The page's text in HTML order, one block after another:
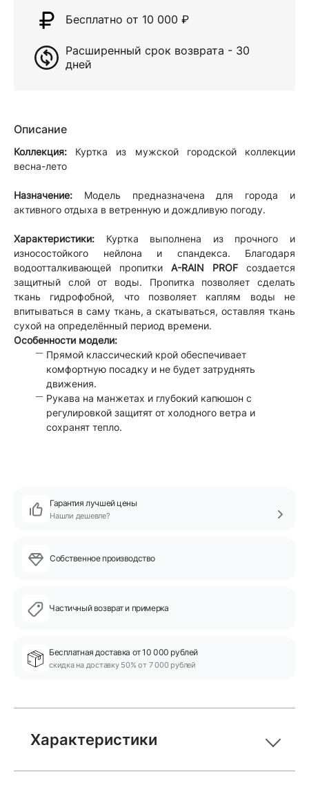
Бесплатно от 10 000 ₽
Расширенный срок возврата - 30
дней
Описание
Коллекция: Куртка из мужской городской коллекции
весна-лето
Назначение: Модель предназначена для города и
активного отдыха в ветренную и дождливую погоду.
Характеристики: Куртка выполнена из прочного и
износостойкого нейлона и спандекса. Благодаря
водоотталкивающей пропитки A-RAIN PROF создается
защитный слой от воды. Пропитка позволяет сделать
ткань гидрофобной, что позволяет каплям воды не
впитываться в саму ткань, а скатываться, оставляя ткань
сухой на определённый период времени.
Особенности модели:
Прямой классический крой обеспечивает
комфортную посадку и не будет затруднять
движения.
Рукава на манжетах и глубокий капюшон с
регулировкой защитят от холодного ветра и
сохранят тепло.
Гарантия лучшей цены
Нашли дешевле?
Собственное производство
Частичный возврат и примерка
Бесплатная доставка от 10 000 рублей
скидка на доставку 50% от 7 000 рублей
Характеристики